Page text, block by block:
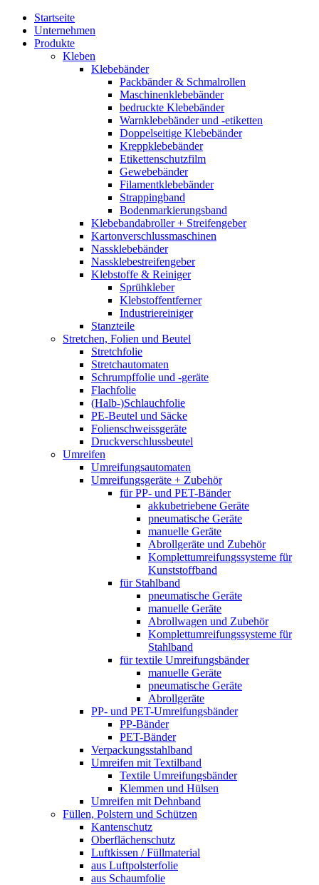
Startseite
Unternehmen
Produkte
Kleben
Klebebänder
Packbänder & Schmalrollen
Maschinenklebebänder
bedruckte Klebebänder
Warnklebebänder und -etiketten
Doppelseitige Klebebänder
Kreppklebebänder
Etikettenschutzfilm
Gewebebänder
Filamentklebebänder
Strappingband
Bodenmarkierungsband
Klebebandabroller + Streifengeber
Kartonverschlussmaschinen
Nassklebebänder
Nassklebestreifengeber
Klebstoffe & Reiniger
Sprühkleber
Klebstoffentferner
Industriereiniger
Stanzteile
Stretchen, Folien und Beutel
Stretchfolie
Stretchautomaten
Schrumpffolie und -geräte
Flachfolie
(Halb-)Schlauchfolie
PE-Beutel und Säcke
Folienschweissgeräte
Druckverschlussbeutel
Umreifen
Umreifungsautomaten
Umreifungsgeräte + Zubehör
für PP- und PET-Bänder
akkubetriebene Geräte
pneumatische Geräte
manuelle Geräte
Abrollgeräte und Zubehör
Komplettumreifungssysteme für
Kunststoffband
für Stahlband
pneumatische Geräte
manuelle Geräte
Abrollwagen und Zubehör
Komplettumreifungssysteme für
Stahlband
für textile Umreifungsbänder
manuelle Geräte
pneumatische Geräte
Abrollgeräte
PP- und PET-Umreifungsbänder
PP-Bänder
PET-Bänder
Verpackungsstahlband
Umreifen mit Textilband
Textile Umreifungsbänder
Klemmen und Hülsen
Umreifen mit Dehnband
Füllen, Polstern und Schützen
Kantenschutz
Oberflächenschutz
Luftkissen / Füllmaterial
aus Luftpolsterfolie
aus Schaumfolie